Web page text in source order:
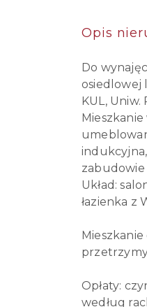
Opis
Do
osiedlowej
KUL,
zabudowie
Układ:
łazienka z
Opłaty:
według